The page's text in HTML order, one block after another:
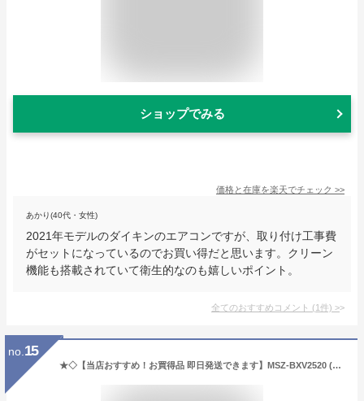
ショップでみる
価格と在庫を楽天でチェック >>
あかり(40代・女性)
2021年モデルのダイキンのエアコンですが、取り付け工事費
がセットになっているのでお買い得だと思います。クリーン
機能も搭載されていて衛生的なのも嬉しいポイント。
全てのおすすめコメント (1件) >
no. 15
★◇【当店おすすめ！お買得品 即日発送できます】MSZ-BXV2520 (おもに8畳用)ルームエアコン 三菱電機霧ヶ峰 BXVシリーズ 2020年モデル単相100V 室内電源 住宅設備用 取付工事費別途